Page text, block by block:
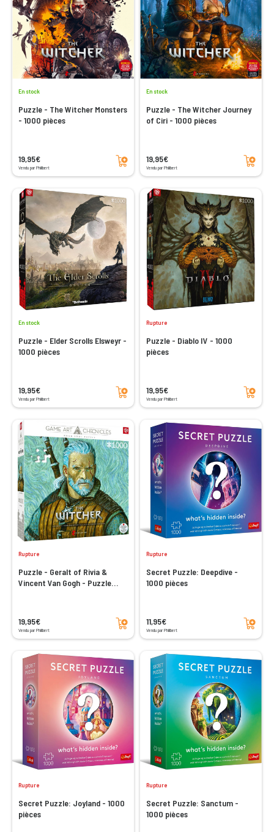
En stock
Puzzle - The Witcher Monsters
- 1000 pièces
19,95€
Vendu par Philibert
Ajouter au panier
En stock
Puzzle - The Witcher Journey
of Ciri - 1000 pièces
19,95€
Vendu par Philibert
Ajouter au panier
En stock
Puzzle - Elder Scrolls Elsweyr -
1000 pièces
19,95€
Vendu par Philibert
Ajouter au panier
Rupture
Puzzle - Diablo IV - 1000
pièces
19,95€
Vendu par Philibert
Ajouter au panier
Rupture
Puzzle - Geralt of Rivia &
Vincent Van Gogh - Puzzle
19,95€
Vendu par Philibert
Ajouter au panier
Rupture
Secret Puzzle: Deepdive -
1000 pièces
11,95€
Vendu par Philibert
Ajouter au panier
Rupture
Secret Puzzle: Joyland - 1000
pièces
Rupture
Secret Puzzle: Sanctum -
1000 pièces